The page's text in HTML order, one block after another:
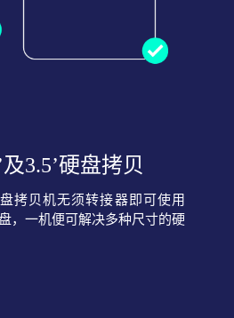
3.5’硬盘拷贝
拷贝机无须转接器即可使用
，一机便可解决多种尺寸的硬